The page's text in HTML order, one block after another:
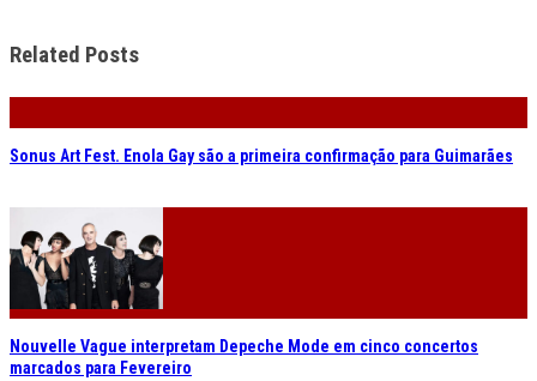
Related Posts
Sonus Art Fest. Enola Gay são a primeira confirmação para Guimarães
Nouvelle Vague interpretam Depeche Mode em cinco concertos
marcados para Fevereiro